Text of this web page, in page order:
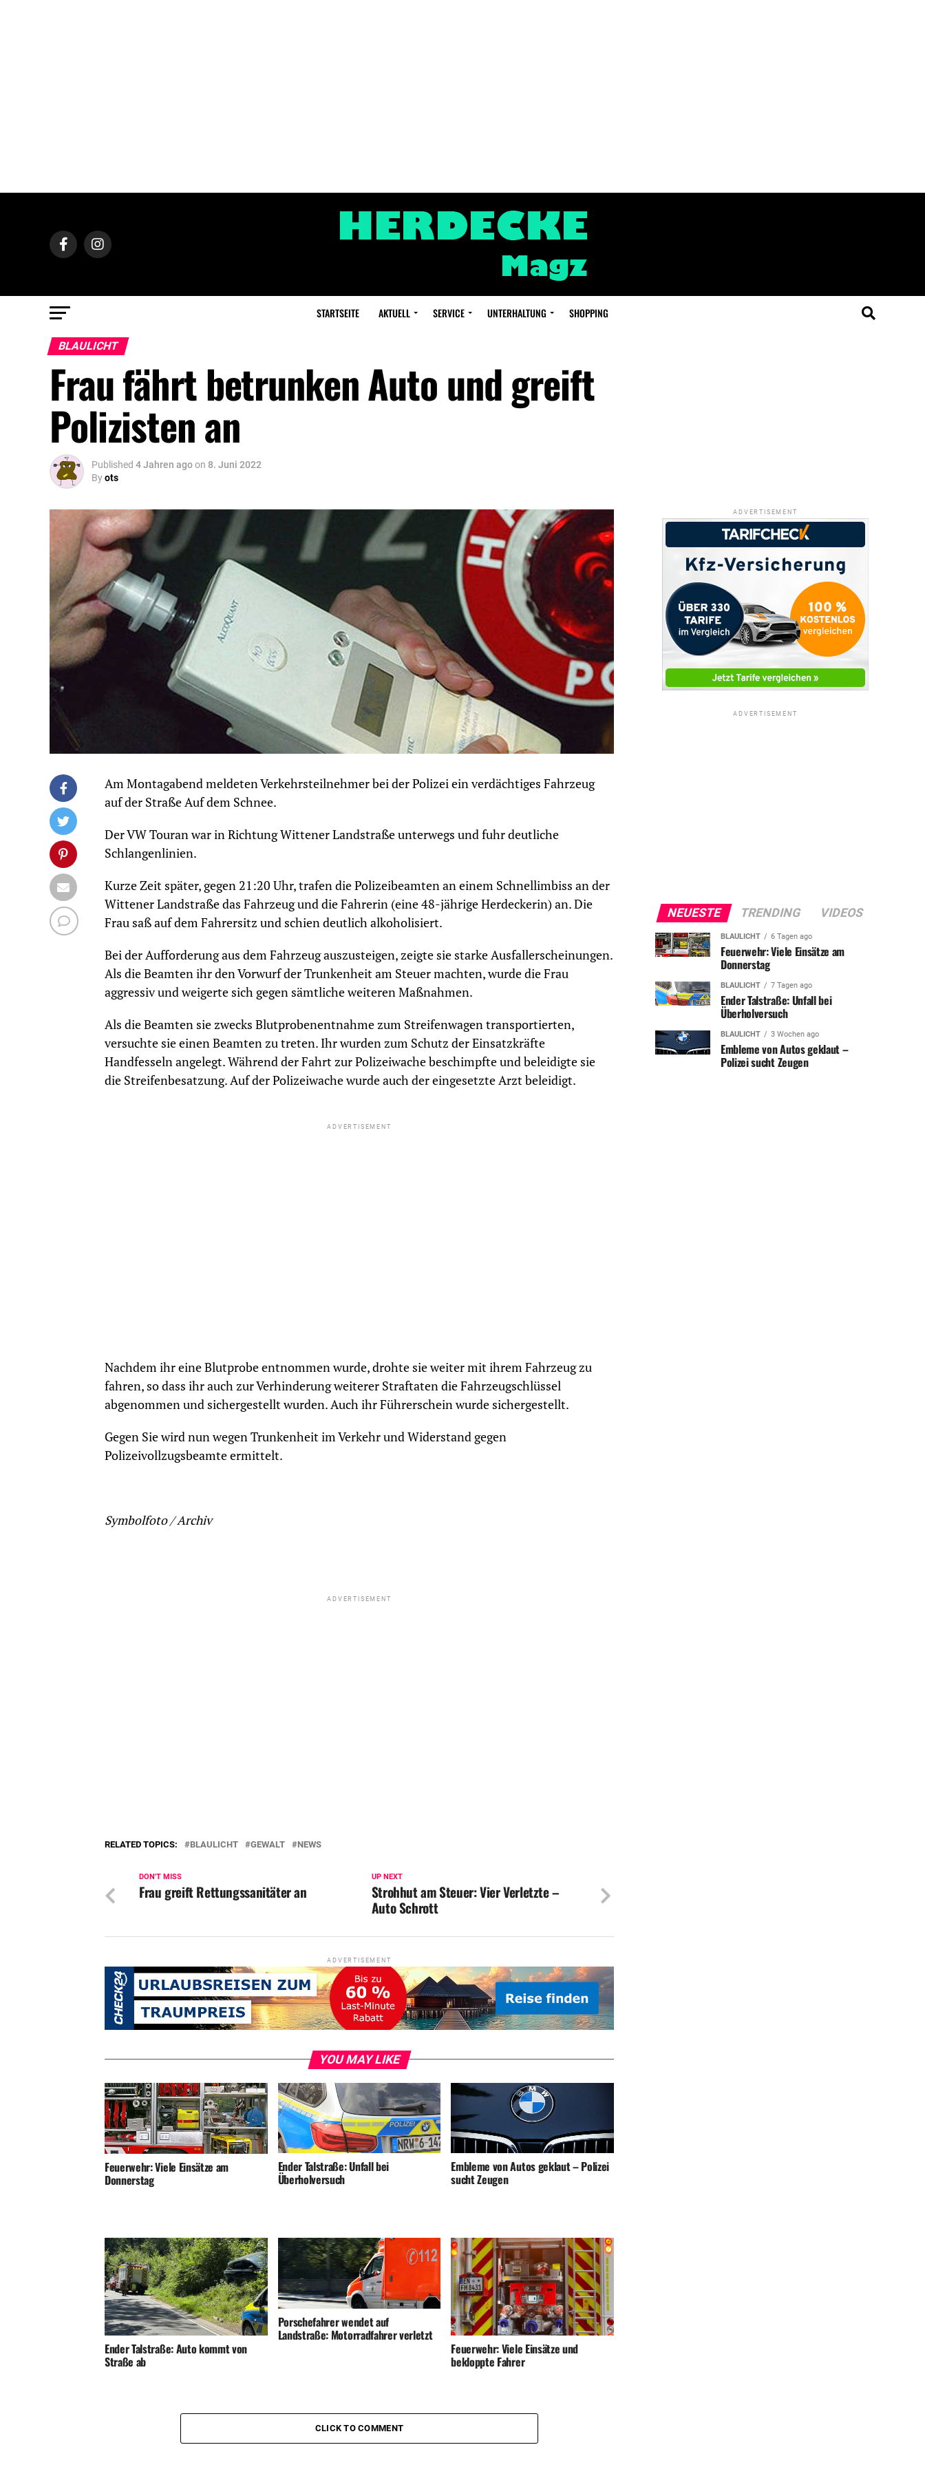
STARTSEITE AKTUELL SERVICE UNTERHALTUNG SHOPPING
BLAULICHT
Frau fährt betrunken Auto und greift
Polizisten an
Published 4 Jahren agoon 8. Juni 2022
Byots
Am Montagabend meldeten Verkehrsteilnehmer bei der Polizei ein verdächtiges Fahrzeug
auf der Straße Auf dem Schnee.
Der VW Touran war in Richtung Wittener Landstraße unterwegs und fuhr deutliche
Schlangenlinien.
Kurze Zeit später, gegen 21:20 Uhr, trafen die Polizeibeamten an einem Schnellimbiss an der
Wittener Landstraße das Fahrzeug und die Fahrerin (eine 48-jährige Herdeckerin) an. Die
Frau saß auf dem Fahrersitz und schien deutlich alkoholisiert.
Bei der Aufforderung aus dem Fahrzeug auszusteigen, zeigte sie starke Ausfallerscheinungen.
Als die Beamten ihr den Vorwurf der Trunkenheit am Steuer machten, wurde die Frau
aggressiv und weigerte sich gegen sämtliche weiteren Maßnahmen.
Als die Beamten sie zwecks Blutprobenentnahme zum Streifenwagen transportierten,
versuchte sie einen Beamten zu treten. Ihr wurden zum Schutz der Einsatzkräfte
Handfesseln angelegt. Während der Fahrt zur Polizeiwache beschimpfte und beleidigte sie
die Streifenbesatzung. Auf der Polizeiwache wurde auch der eingesetzte Arzt beleidigt.
ADVERTISEMENT
Nachdem ihr eine Blutprobe entnommen wurde, drohte sie weiter mit ihrem Fahrzeug zu
fahren, so dass ihr auch zur Verhinderung weiterer Straftaten die Fahrzeugschlüssel
abgenommen und sichergestellt wurden. Auch ihr Führerschein wurde sichergestellt.
Gegen Sie wird nun wegen Trunkenheit im Verkehr und Widerstand gegen
Polizeivollzugsbeamte ermittelt.
Symbolfoto / Archiv
ADVERTISEMENT
RELATED TOPICS: BLAULICHT GEWALT NEWS
UP NEXT
Strohhut am Steuer: Vier Verletzte –
Auto Schrott
DON'T MISS
Frau greift Rettungssanitäter an
ADVERTISEMENT
YOU MAY LIKE
Feuerwehr: Viele Einsätze am
Donnerstag
Ender Talstraße: Unfall bei
Überholversuch
Embleme von Autos geklaut – Polizei
sucht Zeugen
Ender Talstraße: Auto kommt von
Straße ab
Porschefahrer wendet auf
Landstraße: Motorradfahrer verletzt
Feuerwehr: Viele Einsätze und
bekloppte Fahrer
CLICK TO COMMENT
ADVERTISEMENT
ADVERTISEMENT
NEUESTE TRENDING VIDEOS
BLAULICHT 6 Tagen ago
Feuerwehr: Viele Einsätze am
Donnerstag
BLAULICHT 7 Tagen ago
Ender Talstraße: Unfall bei
Überholversuch
BLAULICHT 3 Wochen ago
Embleme von Autos geklaut –
Polizei sucht Zeugen